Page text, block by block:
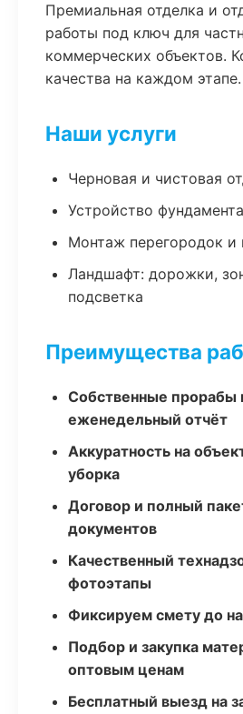
Премиальная отделка и
работы под ключ для
коммерческих объектов.
качества на каждом этапе.
Наши услуги
Черновая и чистовая
Устройство
Монтаж перегородок и
Ландшафт: дорожки,
подсветка
Преимущества
Собственные прорабы
еженедельный отчёт
Аккуратность на
уборка
Договор и полный
документов
Качественный
фотоэтапы
Фиксируем смету до
Подбор и закупка
оптовым ценам
Бесплатный выезд на